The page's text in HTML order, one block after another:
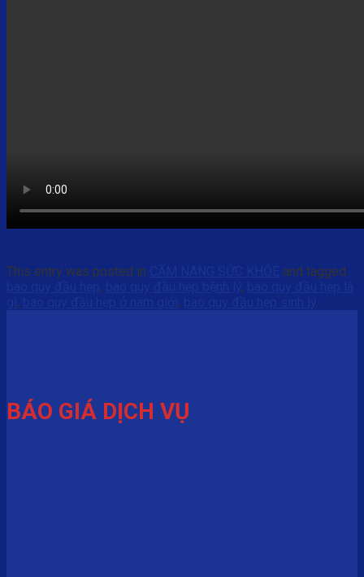
This entry was posted in
and tagged
, ,
, , .
BÁO GIÁ DỊCH VỤ